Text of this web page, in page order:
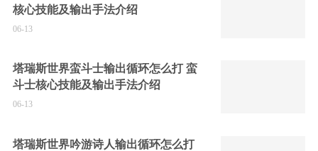
核心技能及输出手法介绍
06-13
塔瑞斯世界蛮斗士输出循环怎么打 蛮
斗士核心技能及输出手法介绍
06-13
塔瑞斯世界吟游诗人输出循环怎么打